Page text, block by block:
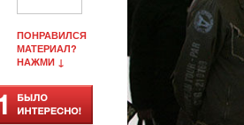
ПОНРАВИЛСЯ
МАТЕРИАЛ?
НАЖМИ ↓